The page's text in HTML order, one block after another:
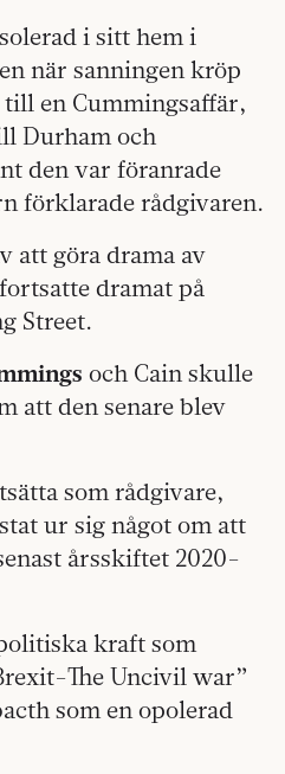
i sitt hem i
när sanningen kröp
en Cummingsaffär,
Durham och
den var föranrade
förklarade rådgivaren.
att göra drama av
dramat på
Street.
och Cain skulle
att den senare blev
som rådgivare,
ur sig något om att
årsskiftet 2020-
kraft som
The Uncivil war”
som en opolerad